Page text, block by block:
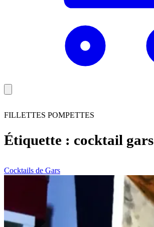
FILLETTES POMPETTES
Étiquette : cocktail gars
Cocktails de Gars